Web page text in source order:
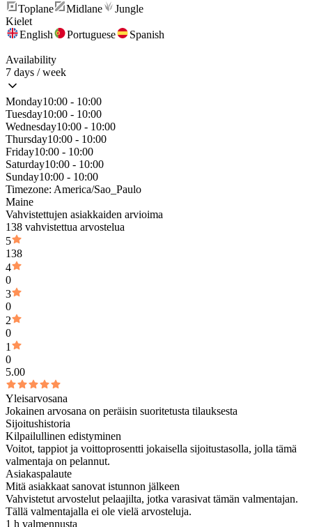
Toplane
Midlane
Jungle
Kielet
English
Portuguese Spanish
Availability
7 days / week
Monday10:00 - 10:00
Tuesday10:00 - 10:00
Wednesday10:00 - 10:00
Thursday10:00 - 10:00
Friday10:00 - 10:00
Saturday10:00 - 10:00
Sunday10:00 - 10:00
Timezone: America/Sao_Paulo
Maine
Vahvistettujen asiakkaiden arvioima
138 vahvistettua arvostelua
5
138
4
0
3
0
2
0
1
0
5.00
Yleisarvosana
Jokainen arvosana on peräisin suoritetusta tilauksesta
Sijoitushistoria
Kilpailullinen edistyminen
Voitot, tappiot ja voittoprosentti jokaisella sijoitustasolla, jolla tämä
valmentaja on pelannut.
Asiakaspalaute
Mitä asiakkaat sanovat istunnon jälkeen
Vahvistetut arvostelut pelaajilta, jotka varasivat tämän valmentajan.
Tällä valmentajalla ei ole vielä arvosteluja.
1 h valmennusta